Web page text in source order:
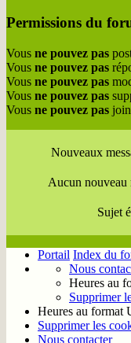
Permissions du
Vous ne pouvez pas
Vous ne pouvez pas
Vous ne pouvez pas
Vous ne pouvez pas
Vous ne pouvez pas
Nouveaux
Aucun nouveau
Sujet
Portail Index du
Nous
Heures au
Supprimer
Heures au format
Supprimer les
Nous contacter